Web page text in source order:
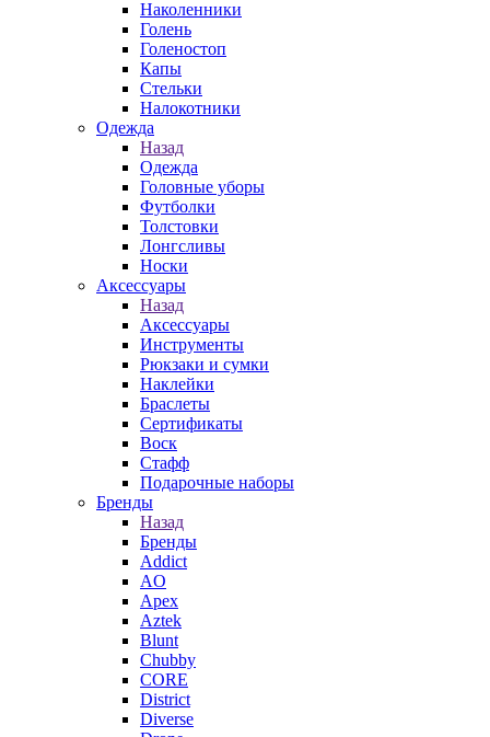
Наколенники
Голень
Голеностоп
Капы
Стельки
Налокотники
Одежда
Назад
Одежда
Головные уборы
Футболки
Толстовки
Лонгсливы
Носки
Аксессуары
Назад
Аксессуары
Инструменты
Рюкзаки и сумки
Наклейки
Браслеты
Сертификаты
Воск
Стафф
Подарочные наборы
Бренды
Назад
Бренды
Addict
AO
Apex
Aztek
Blunt
Chubby
CORE
District
Diverse